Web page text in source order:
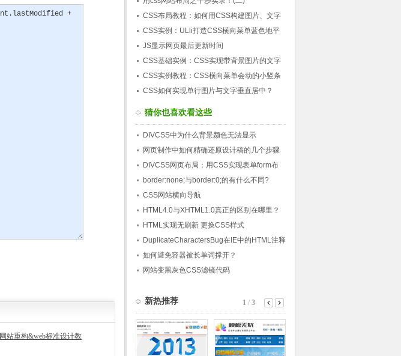
网站重构&web标准设计教
CSS布局教程：如何用CSS构建图片、文字
混排的产品展示？
CSS实例：ULli打造CSS横向菜单蓝色地平
线
JS显示网页最后更新时间
CSS基础实例：CSS实现带背景图片的文字
链接的方法
CSS实例教程：CSS横向菜单会动的小竖条
CSS如何实现单行图片与文字垂直居中？
猜你也喜欢看这些
DIVCSS中为什么背景颜色无法显示
网页制作中如何精确还原设计稿的几个步骤
DIVCSS网页布局：用CSS实现表单form布
局
border:none;与border:0;的有什么不同?
CSS网站横向导航
HTML4.0与XHTML1.0真正的区别在哪里？
HTML实现无刷新 更换CSS样式
DuplicateCharactersBug在IE中的HTML注释
引起文字奇怪的复制
如何避免容器被长单词撑开？
网站变黑灰色CSS滤镜代码